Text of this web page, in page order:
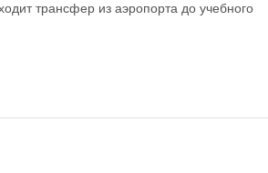
трансфер из аэропорта до учебного